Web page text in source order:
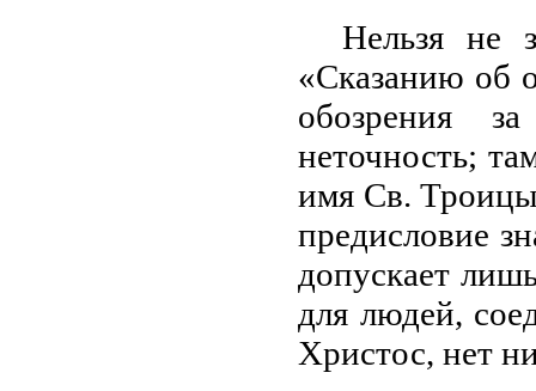
Нельзя не
«Сказанию об
обозрения
неточность;
имя Св.
предисловие
допускает
для людей,
Христос, нет